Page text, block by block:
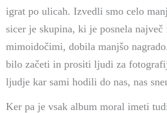
igrat po ulicah. Izvedli smo celo
sicer je skupina, ki je posnela
mimoidočimi, dobila manjšo
bilo začeti in prositi ljudi za
ljudje kar sami hodili do nas, nas
Ker pa je vsak album moral imeti